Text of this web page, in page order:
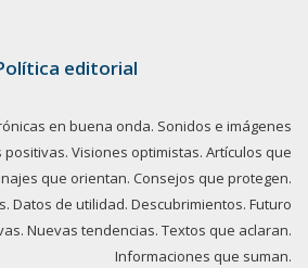
editorial
en buena onda. Sonidos e imágenes
Visiones optimistas. Artículos que
que orientan. Consejos que protegen.
Datos de utilidad. Descubrimientos. Futuro
Nuevas tendencias. Textos que aclaran.
Informaciones que suman.